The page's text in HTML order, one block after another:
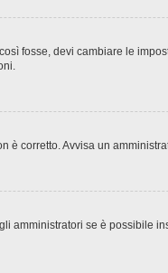
fosse, devi cambiare le
è corretto. Avvisa un
amministratori se è possibile